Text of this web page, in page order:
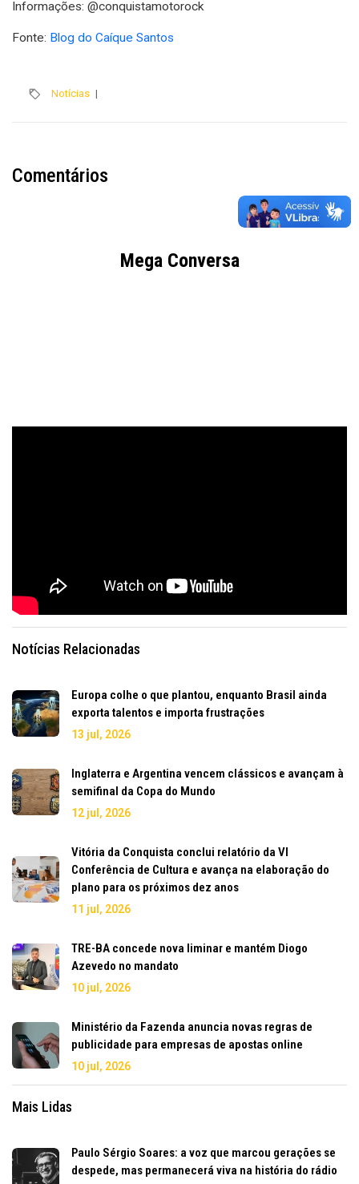
Informações: @conquistamotorock
Fonte: Blog do Caíque Santos
Notícias |
Comentários
Mega Conversa
Notícias Relacionadas
Europa colhe o que plantou, enquanto Brasil ainda
exporta talentos e importa frustrações
13 jul, 2026
Inglaterra e Argentina vencem clássicos e avançam à
semifinal da Copa do Mundo
12 jul, 2026
Vitória da Conquista conclui relatório da VI
Conferência de Cultura e avança na elaboração do
plano para os próximos dez anos
11 jul, 2026
TRE-BA concede nova liminar e mantém Diogo
Azevedo no mandato
10 jul, 2026
Ministério da Fazenda anuncia novas regras de
publicidade para empresas de apostas online
10 jul, 2026
Mais Lidas
Paulo Sérgio Soares: a voz que marcou gerações se
despede, mas permanecerá viva na história do rádio